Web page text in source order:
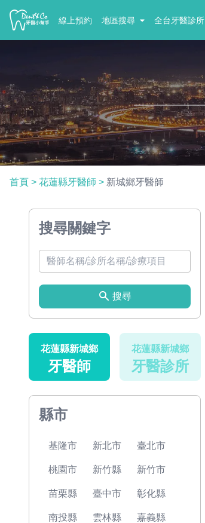
線上預約 地區搜尋 全台牙醫診所
首頁 > 花蓮縣牙醫師 > 新城鄉牙醫師
搜尋關鍵字
搜尋
花蓮縣新城鄉
牙醫師
花蓮縣新城鄉
牙醫診所
縣市
基隆市 新北市 臺北市
桃園市 新竹縣 新竹市
苗栗縣 臺中市 彰化縣
南投縣 雲林縣 嘉義縣